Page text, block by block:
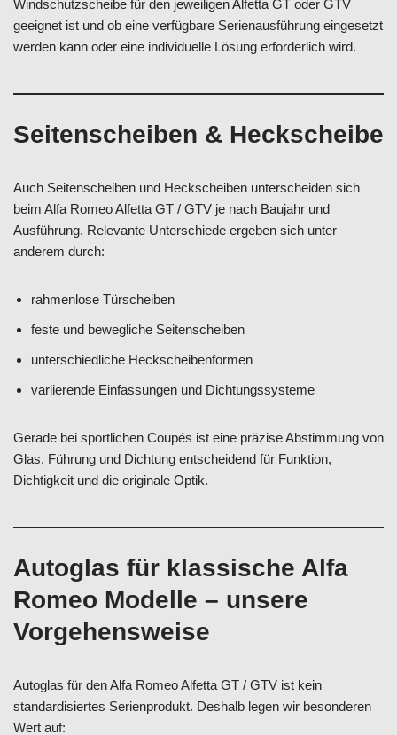
Windschutzscheibe für den jeweiligen Alfetta GT oder GTV
geeignet ist und ob eine verfügbare Serienausführung eingesetzt
werden kann oder eine individuelle Lösung erforderlich wird.
Seitenscheiben & Heckscheibe
Auch Seitenscheiben und Heckscheiben unterscheiden sich
beim Alfa Romeo Alfetta GT / GTV je nach Baujahr und
Ausführung. Relevante Unterschiede ergeben sich unter
anderem durch:
rahmenlose Türscheiben
feste und bewegliche Seitenscheiben
unterschiedliche Heckscheibenformen
variierende Einfassungen und Dichtungssysteme
Gerade bei sportlichen Coupés ist eine präzise Abstimmung von
Glas, Führung und Dichtung entscheidend für Funktion,
Dichtigkeit und die originale Optik.
Autoglas für klassische Alfa
Romeo Modelle – unsere
Vorgehensweise
Autoglas für den Alfa Romeo Alfetta GT / GTV ist kein
standardisiertes Serienprodukt. Deshalb legen wir besonderen
Wert auf: